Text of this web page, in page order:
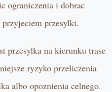
ograniczenia i dobrac
przesylki.
przesylka na kierunku trase
ryzyko przeliczenia
albo opoznienia celnego.